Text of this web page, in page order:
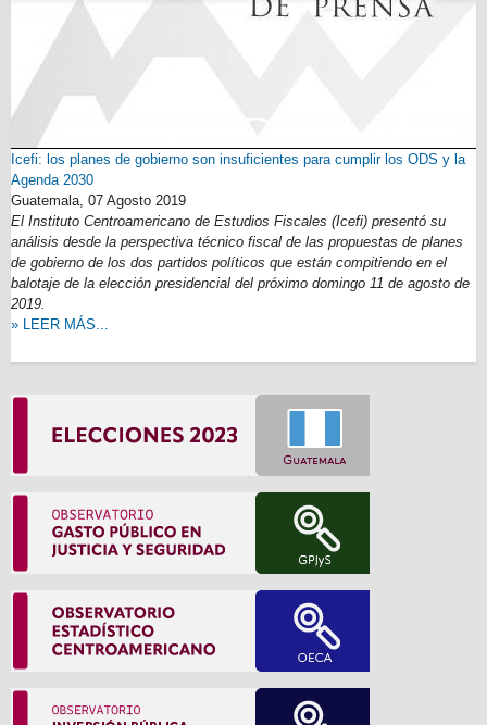
Icefi: los planes de gobierno son insuficientes para cumplir los ODS y la
Agenda 2030
Guatemala, 07 Agosto 2019
El Instituto Centroamericano de Estudios Fiscales (Icefi) presentó su
análisis desde la perspectiva técnico fiscal de las propuestas de planes
de gobierno de los dos partidos políticos que están compitiendo en el
balotaje de la elección presidencial del próximo domingo 11 de agosto de
2019.
» LEER MÁS...